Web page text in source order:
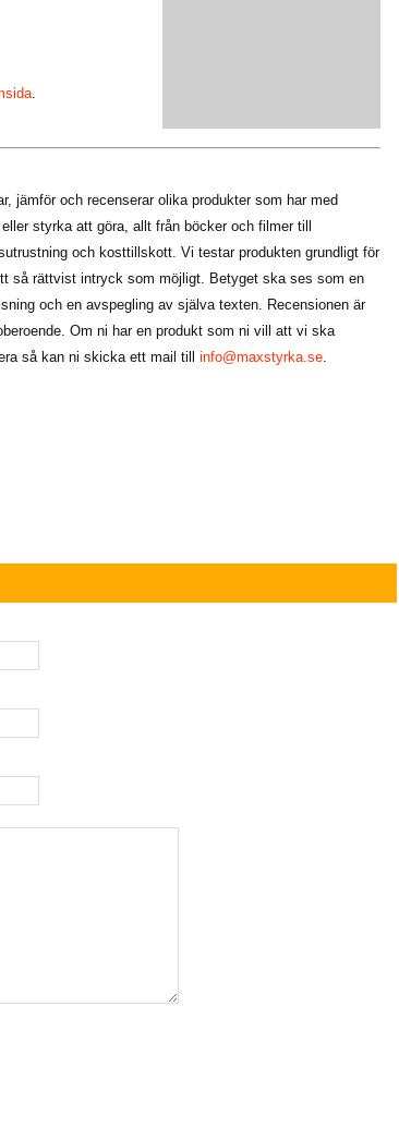
.
jämför och recenserar olika produkter som har med
styrka att göra, allt från böcker och filmer till
och kosttillskott. Vi testar produkten grundligt för
så rättvist intryck som möjligt. Betyget ska ses som en
och en avspegling av själva texten. Recensionen är
Om ni har en produkt som ni vill att vi ska
så kan ni skicka ett mail till info@maxstyrka.se.